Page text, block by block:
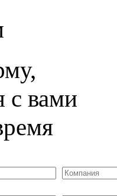
с вами